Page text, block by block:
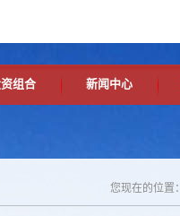
组合 新闻中心
您现在的位置：